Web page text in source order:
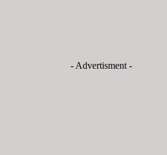
- Advertisment -